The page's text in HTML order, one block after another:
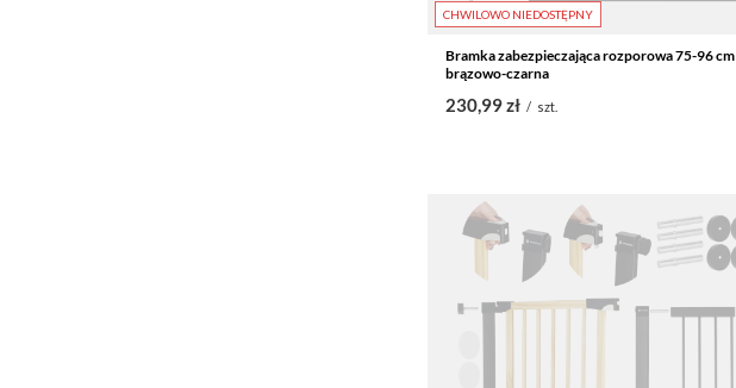
CHWILOWO NIEDOSTĘPNY
Bramka zabezpieczająca rozporowa 75-96 cm
brązowo-czarna
230,99 zł / szt.